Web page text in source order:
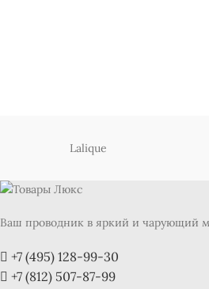
Lalique
Ваш проводник в яркий и чарующий
+7 (495) 128-99-30
+7 (812) 507-87-99